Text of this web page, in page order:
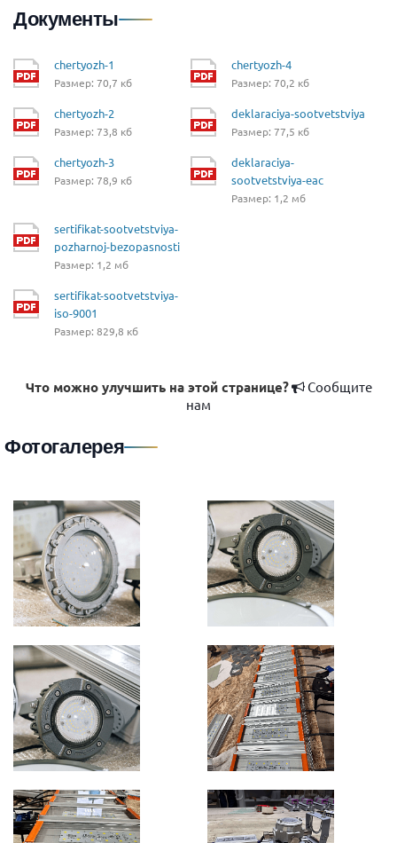
Документы
chertyozh-1
Размер: 70,7 кб
chertyozh-2
Размер: 73,8 кб
chertyozh-3
Размер: 78,9 кб
chertyozh-4
Размер: 70,2 кб
deklaraciya-sootvetstviya
Размер: 77,5 кб
deklaraciya-
sootvetstviya-eac
Размер: 1,2 мб
sertifikat-sootvetstviya-
pozharnoj-bezopasnosti
Размер: 1,2 мб
sertifikat-sootvetstviya-
iso-9001
Размер: 829,8 кб
Что можно улучшить на этой странице?
Сообщите
нам
Фотогалерея